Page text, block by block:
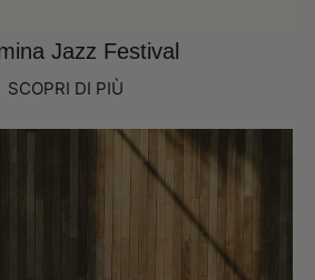
Jazz Festival
SCOPRI DI PIÙ